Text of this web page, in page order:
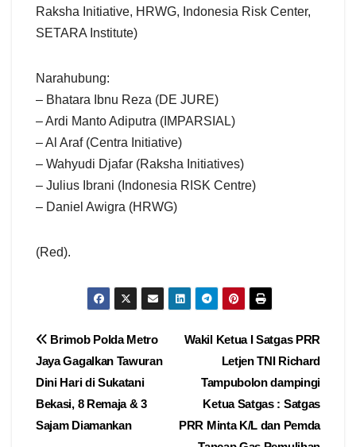
Raksha Initiative, HRWG, Indonesia Risk Center,
SETARA Institute)
Narahubung:
– Bhatara Ibnu Reza (DE JURE)
– Ardi Manto Adiputra (IMPARSIAL)
– Al Araf (Centra Initiative)
– Wahyudi Djafar (Raksha Initiatives)
– Julius Ibrani (Indonesia RISK Centre)
– ⁠Daniel Awigra (HRWG)
(Red).
Navigasi
pos
Wakil Ketua I Satgas PRR
Letjen TNI Richard
Tampubolon dampingi
Ketua Satgas : Satgas
PRR Minta K/L dan Pemda
Brimob Polda Metro
Jaya Gagalkan Tawuran
Dini Hari di Sukatani
Bekasi, 8 Remaja & 3
Sajam Diamankan